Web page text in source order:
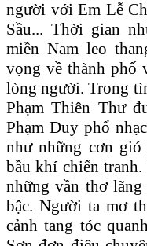
người với Em Lễ
Sầu... Thời gian
miền Nam leo
vọng về thành phố
lòng người. Trong
Phạm Thiên Thư
Phạm Duy phổ
như những cơn
bầu khí chiến
những vần thơ
bậc. Người ta mơ
cảnh tang tóc